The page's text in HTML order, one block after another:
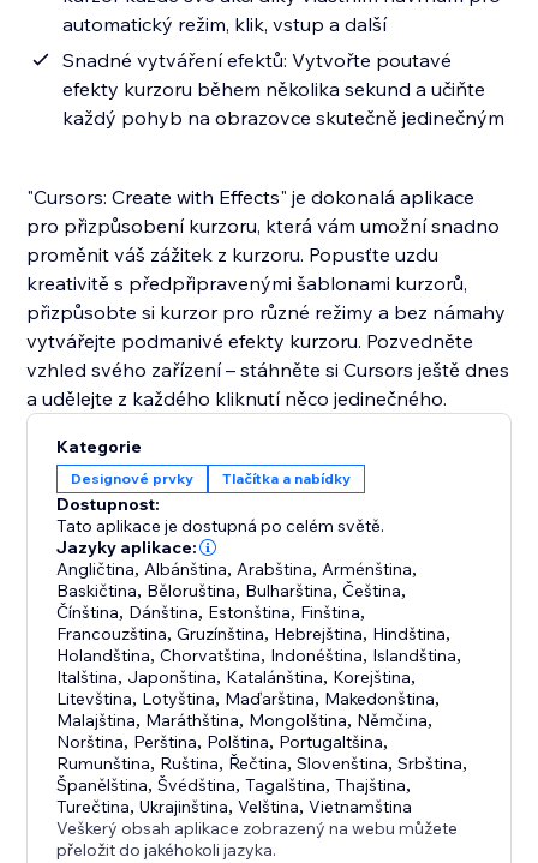
automatický režim, klik, vstup a další
Snadné vytváření efektů: Vytvořte poutavé
efekty kurzoru během několika sekund a učiňte
každý pohyb na obrazovce skutečně jedinečným
"Cursors: Create with Effects" je dokonalá aplikace
pro přizpůsobení kurzoru, která vám umožní snadno
proměnit váš zážitek z kurzoru. Popusťte uzdu
kreativitě s předpřipravenými šablonami kurzorů,
přizpůsobte si kurzor pro různé režimy a bez námahy
vytvářejte podmanivé efekty kurzoru. Pozvedněte
vzhled svého zařízení – stáhněte si Cursors ještě dnes
a udělejte z každého kliknutí něco jedinečného.
Kategorie
Designové prvky Tlačítka a nabídky
Dostupnost:
Tato aplikace je dostupná po celém světě.
Jazyky aplikace:
Angličtina, Albánština, Arabština, Arménština,
Baskičtina, Běloruština, Bulharština,Čeština,
Čínština, Dánština, Estonština, Finština,
Francouzština,Gruzínština, Hebrejština, Hindština,
Holandština,Chorvatština, Indonéština, Islandština,
Italština, Japonština, Katalánština, Korejština,
Litevština, Lotyština, Maďarština, Makedonština,
Malajština, Maráthština, Mongolština, Němčina,
Norština, Perština, Polština, Portugaltšina,
Rumunština, Ruština, Řečtina,Slovenština,Srbština,
Španělština,Švédština,Tagalština,Thajština,
Turečtina,Ukrajinština,Velština,Vietnamština
Veškerý obsah aplikace zobrazený na webu můžete
přeložit do jakéhokoli jazyka.